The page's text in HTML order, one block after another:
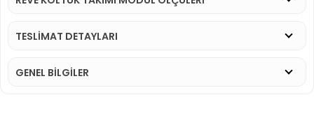
TESLİMAT DETAYLARI
GENEL BİLGİLER